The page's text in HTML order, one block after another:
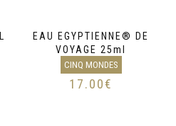
EAU EGYPTIENNE® DE
VOYAGE 25ml
CINQ MONDES
17.00€